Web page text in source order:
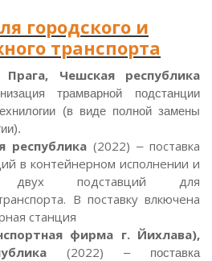
городского и
транспорта
Чешская республика
трамварной подстанции
(в виде полной замены
республика (2022) – поставка
в контейнерном исполнении и
двух подставций для
В поставку влкючена
станция
фирма г. Йихлава),
(2022)
– поставка